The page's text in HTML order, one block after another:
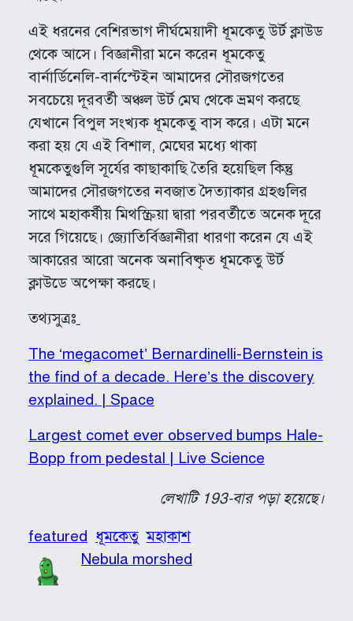
এই ধরনের বেশিরভাগ দীর্ঘমেয়াদী ধূমকেতু উর্ট ক্লাউড
থেকে আসে। বিজ্ঞানীরা মনে করেন ধূমকেতু
বার্নার্ডিনেলি-বার্নস্টেইন আমাদের সৌরজগতের
সবচেয়ে দূরবর্তী অঞ্চল উর্ট মেঘ থেকে ভ্রমণ করছে
যেখানে বিপুল সংখ্যক ধূমকেতু বাস করে। এটা মনে
করা হয় যে এই বিশাল, মেঘের মধ্যে থাকা
ধূমকেতুগুলি সূর্যের কাছাকাছি তৈরি হয়েছিল কিন্তু
আমাদের সৌরজগতের নবজাত দৈত্যাকার গ্রহগুলির
সাথে মহাকর্ষীয় মিথস্ক্রিয়া দ্বারা পরবর্তীতে অনেক দূরে
সরে গিয়েছে। জ্যোতির্বিজ্ঞানীরা ধারণা করেন যে এই
আকারের আরো অনেক অনাবিষ্কৃত ধূমকেতু উর্ট
ক্লাউডে অপেক্ষা করছে।
তথ্যসুত্রঃ
The ‘megacomet’ Bernardinelli-Bernstein is
the find of a decade. Here’s the discovery
explained. | Space
Largest comet ever observed bumps Hale-
Bopp from pedestal | Live Science
লেখাটি 193-বার পড়া হয়েছে।
featured ধূমকেতু মহাকাশ
Nebula morshed